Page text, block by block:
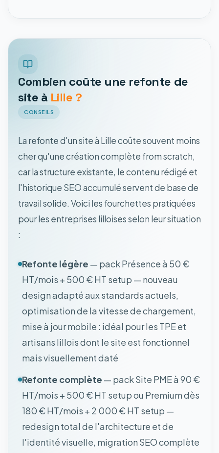
Combien coûte une refonte de
site à Lille ?
CONSEILS
La refonte d'un site à Lille coûte souvent moins
cher qu'une création complète from scratch,
car la structure existante, le contenu rédigé et
l'historique SEO accumulé servent de base de
travail solide. Voici les fourchettes pratiquées
pour les entreprises lilloises selon leur situation
:
Refonte légère — pack Présence à 50 €
HT/mois + 500 € HT setup — nouveau
design adapté aux standards actuels,
optimisation de la vitesse de chargement,
mise à jour mobile : idéal pour les TPE et
artisans lillois dont le site est fonctionnel
mais visuellement daté
Refonte complète — pack Site PME à 90 €
HT/mois + 500 € HT setup ou Premium dès
180 € HT/mois + 2 000 € HT setup —
redesign total de l'architecture et de
l'identité visuelle, migration SEO complète